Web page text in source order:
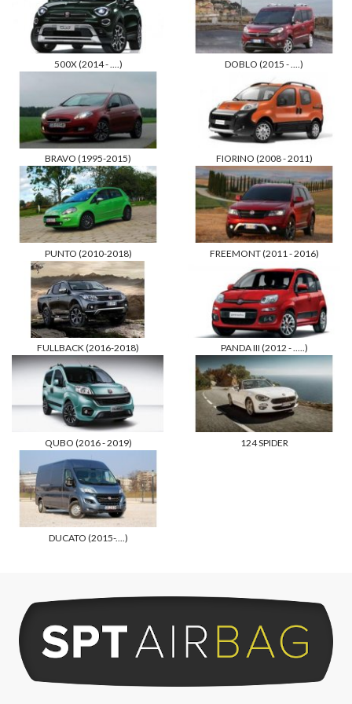
500X (2014 - ....) DOBLO (2015 - ....)
BRAVO (1995-2015) FIORINO (2008 - 2011)
PUNTO (2010-2018) FREEMONT (2011 - 2016)
FULLBACK (2016-2018) PANDA III (2012 - .....)
QUBO (2016 - 2019) 124 SPIDER
DUCATO (2015-....)